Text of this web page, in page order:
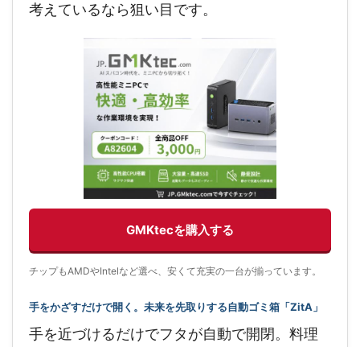
考えているなら狙い目です。
GMKtecを購入する
チップもAMDやIntelなど選べ、安くて充実の一台が揃っています。
手をかざすだけで開く。未来を先取りする自動ゴミ箱「ZitA」
手を近づけるだけでフタが自動で開閉。料理